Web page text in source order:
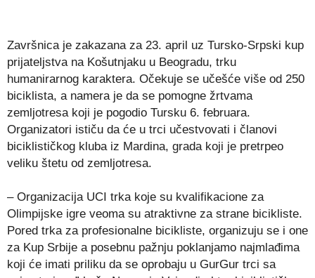
Završnica je zakazana za 23. april uz Tursko-Srpski kup
prijateljstva na Košutnjaku u Beogradu, trku
humanirarnog karaktera. Očekuje se učešće više od 250
biciklista, a namera je da se pomogne žrtvama
zemljotresa koji je pogodio Tursku 6. februara.
Organizatori ističu da će u trci učestvovati i članovi
biciklističkog kluba iz Mardina, grada koji je pretrpeo
veliku štetu od zemljotresa.
– Organizacija UCI trka koje su kvalifikacione za
Olimpijske igre veoma su atraktivne za strane bicikliste.
Pored trka za profesionalne bicikliste, organizuju se i one
za Kup Srbije a posebnu pažnju poklanjamo najmlađima
koji će imati priliku da se oprobaju u GurGur trci sa